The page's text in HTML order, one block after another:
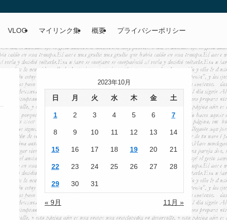
VLOG マイリンク集 概要 プライバシーポリシー
2023年10月
日 月 火 水 木 金 土
1 2 3 4 5 6 7
8 9 10 11 12 13 14
15 16 17 18 19 20 21
22 23 24 25 26 27 28
29 30 31
« 9月 11月 »